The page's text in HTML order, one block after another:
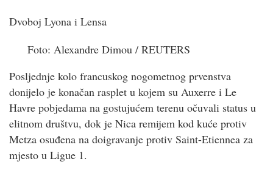
Dvoboj Lyona i Lensa
Foto: Alexandre Dimou / REUTERS
Posljednje kolo francuskog nogometnog prvenstva
donijelo je konačan rasplet u kojem su Auxerre i Le
Havre pobjedama na gostujućem terenu očuvali status u
elitnom društvu, dok je Nica remijem kod kuće protiv
Metza osuđena na doigravanje protiv Saint-Etiennea za
mjesto u Ligue 1.